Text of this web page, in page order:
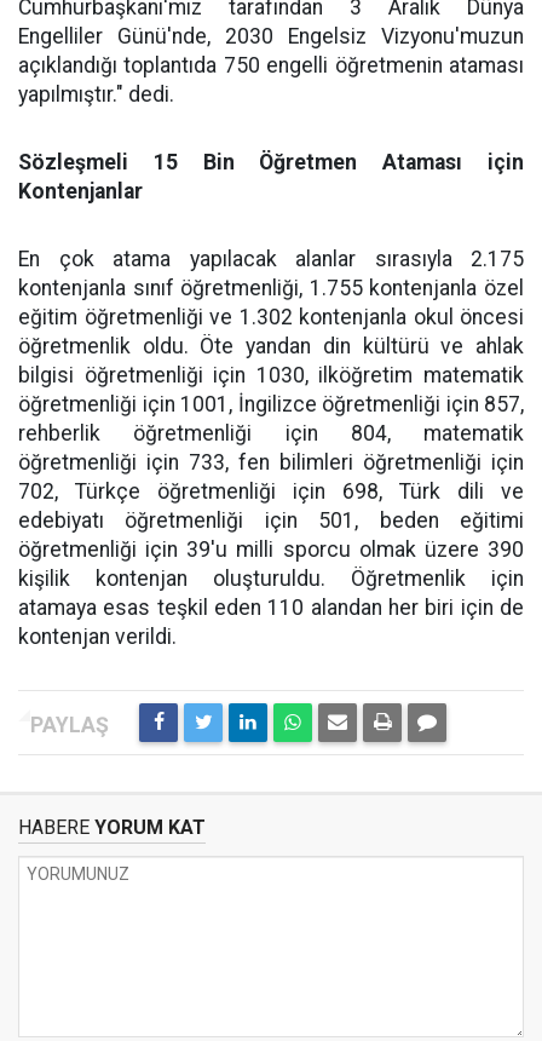
Cumhurbaşkanı'mız tarafından 3 Aralık Dünya
Engelliler Günü'nde, 2030 Engelsiz Vizyonu'muzun
açıklandığı toplantıda 750 engelli öğretmenin ataması
yapılmıştır." dedi.
Sözleşmeli 15 Bin Öğretmen Ataması için
Kontenjanlar
En çok atama yapılacak alanlar sırasıyla 2.175
kontenjanla sınıf öğretmenliği, 1.755 kontenjanla özel
eğitim öğretmenliği ve 1.302 kontenjanla okul öncesi
öğretmenlik oldu. Öte yandan din kültürü ve ahlak
bilgisi öğretmenliği için 1030, ilköğretim matematik
öğretmenliği için 1001, İngilizce öğretmenliği için 857,
rehberlik öğretmenliği için 804, matematik
öğretmenliği için 733, fen bilimleri öğretmenliği için
702, Türkçe öğretmenliği için 698, Türk dili ve
edebiyatı öğretmenliği için 501, beden eğitimi
öğretmenliği için 39'u milli sporcu olmak üzere 390
kişilik kontenjan oluşturuldu. Öğretmenlik için
atamaya esas teşkil eden 110 alandan her biri için de
kontenjan verildi.
HABERE YORUM KAT